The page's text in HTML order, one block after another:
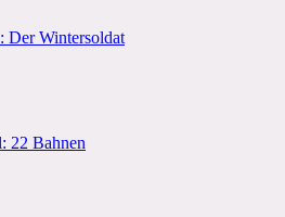
Der Wintersoldat
22 Bahnen